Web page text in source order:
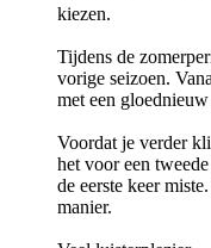
kiezen.
Tijdens de
vorige seizoen.
met een
Voordat je verder
het voor een
de eerste keer
manier.